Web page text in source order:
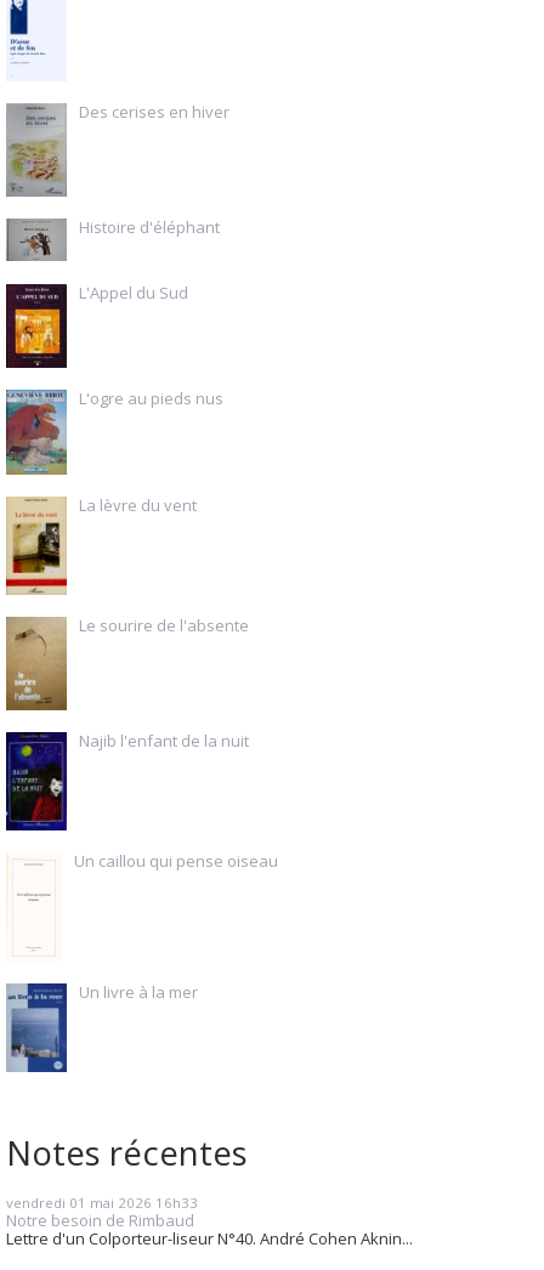
Des cerises en hiver
Histoire d'éléphant
L'Appel du Sud
L'ogre au pieds nus
La lèvre du vent
Le sourire de l'absente
Najib l'enfant de la nuit
Un caillou qui pense oiseau
Un livre à la mer
Notes récentes
vendredi 01 mai 2026 16h33
Notre besoin de Rimbaud
Lettre d'un Colporteur-liseur N°40. André Cohen Aknin...